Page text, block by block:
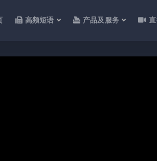
高频短语 产品及服务